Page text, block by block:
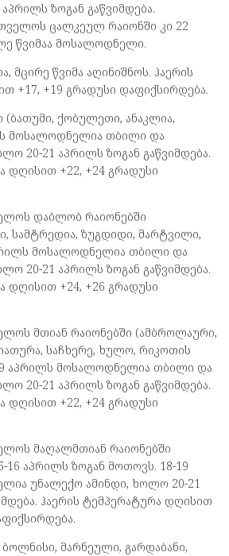
ზოგან გაწვიმდება.
ცალკეულ რაიონში კი 22
წვიმაა მოსალოდნელი.
მცირე წვიმა აღინიშნოს. ჰაერის
+17, +19 გრადუსი დაფიქსირდება.
(ბათუმი, ქობულეთი, ანაკლია,
მოსალოდნელია თბილი და
20-21 აპრილს ზოგან გაწვიმდება.
დღისით +22, +24 გრადუსი
დაბლობ რაიონებში
სამტრედია, ზუგდიდი, მარტვილი,
მოსალოდნელია თბილი და
20-21 აპრილს ზოგან გაწვიმდება.
დღისით +24, +26 გრადუსი
მთიან რაიონებში (ამბროლაური,
საჩხერე, ხულო, რიკოთის
აპრილს მოსალოდნელია თბილი და
20-21 აპრილს ზოგან გაწვიმდება.
დღისით +22, +24 გრადუსი
მაღალმთიან რაიონებში
16 აპრილს ზოგან მოთოვს. 18-19
უნალექო ამინდი, ხოლო 20-21
ჰაერის ტემპერატურა დღისით
მარნეული, გარდაბანი,